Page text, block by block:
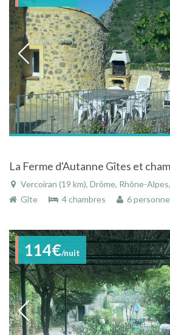
Vercoiran (19 km), Drôme, Rhône-Alpes,
Gîte
4 chambres 6
114€/nuit